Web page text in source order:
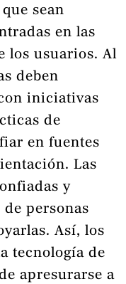
sean
en las
los usuarios. Al
deben
iniciativas
de
en fuentes
Las
y
de personas
Así, los
tecnología de
apresurarse a